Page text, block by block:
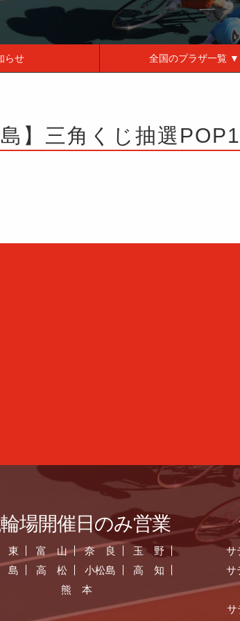
らせ 全国のプラザ一覧 ▼
島】三角くじ抽選
場開催日のみ営業
東 富 山 奈 良
玉 野
島
高 松 小松島
高 知
熊 本
サ
サ
サ